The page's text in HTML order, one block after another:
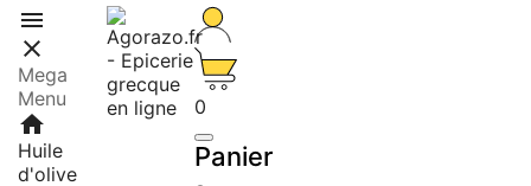


Mega
Menu
home
Huile
d'olive
0
Panier